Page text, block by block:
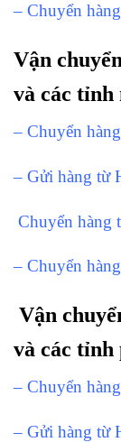
– Chuyển
Vận
và các tỉnh
– Chuyển
– Gửi hàng từ
Chuyển
– Chuyển
Vận
và các tỉnh
– Chuyển
– Gửi hàng từ